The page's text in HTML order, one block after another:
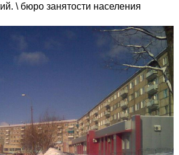
\ бюро занятости населения